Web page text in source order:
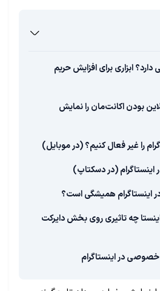
ابزاری برای افزایش حریم
بودن اکانت‌مان را نمایش
را غیر فعال کنیم؟ (در موبایل)
اینستاگرام (در دسکتاپ)
اینستاگرام همیشگی است؟
چه تاثیری روی بخش دایرکت
در اینستاگرام